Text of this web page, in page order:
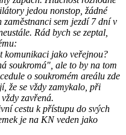
jedou nonstop, žádné
sem jezdí 7 dní v
Rád bych se zeptal,
komunikaci jako veřejnou?
soukromá", ale to by na tom
o soukromém areálu zde
že se vždy zamykalo, při
zavřená.
cestu k přístupu do svých
je na KN veden jako